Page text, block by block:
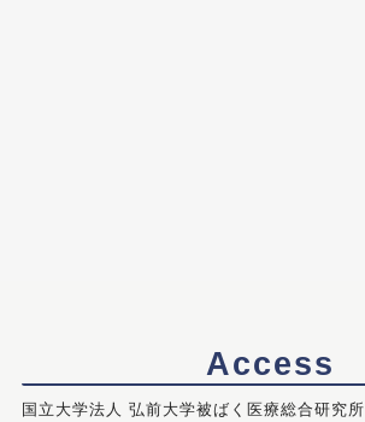
Access
国立大学法人 弘前大学被ばく医療総合研究所